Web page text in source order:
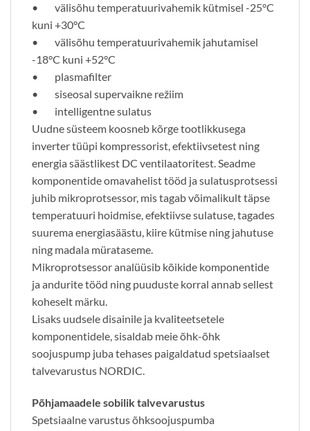
• välisõhu temperatuurivahemik kütmisel -25°C
kuni +30°C
• välisõhu temperatuurivahemik jahutamisel
-18°C kuni +52°C
• plasmafilter
• siseosal supervaikne režiim
• intelligentne sulatus
Uudne süsteem koosneb kõrge tootlikkusega
inverter tüüpi kompressorist, efektiivsetest ning
energia säästlikest DC ventilaatoritest. Seadme
komponentide omavahelist tööd ja sulatusprotsessi
juhib mikroprotsessor, mis tagab võimalikult täpse
temperatuuri hoidmise, efektiivse sulatuse, tagades
suurema energiasäästu, kiire kütmise ning jahutuse
ning madala mürataseme.
​Mikroprotsessor analüüsib kõikide komponentide
ja andurite tööd ning puuduste korral annab sellest
koheselt märku.
Lisaks uudsele disainile ja kvaliteetsetele
komponentidele, sisaldab meie õhk-õhk
soojuspump juba tehases paigaldatud spetsiaalset
talvevarustus NORDIC.
Põhjamaadele sobilik talvevarustus
Spetsiaalne varustus õhksoojuspumba